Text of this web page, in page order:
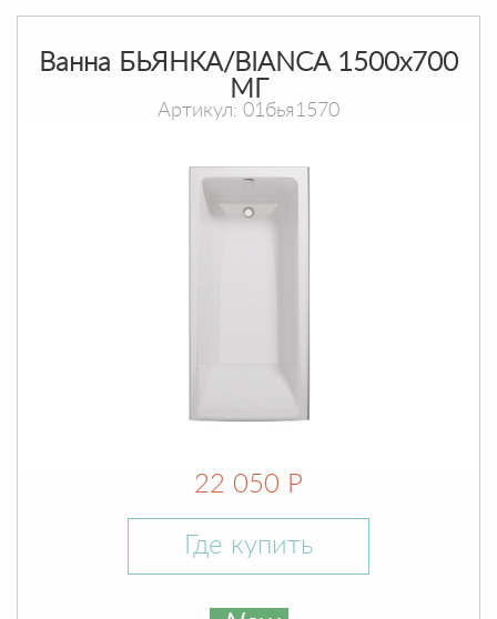
Ванна БЬЯНКА/BIANCA 1500х700
МГ
Артикул: 01бья1570
22 050 Р
Где купить